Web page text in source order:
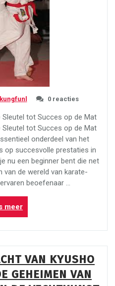
0 reacties
Sleutel tot Succes op de Mat
Sleutel tot Succes op de Mat
onderdeel van het
op succesvolle prestaties in
nu een beginner bent die net
van de wereld van karate-
beoefenaar …
meer“Optimaliseer
je
prestaties
wedstrijdtraining”
VAN KYUSHO
GEHEIMEN VAN